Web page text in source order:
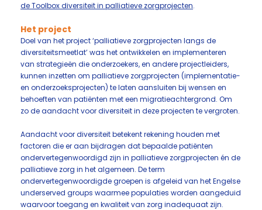
de Toolbox diversiteit in palliatieve zorgprojecten.
Het project
Doel van het project ‘palliatieve zorgprojecten langs de
diversiteitsmeetlat’ was het ontwikkelen en implementeren
van strategieën die onderzoekers, en andere projectleiders,
kunnen inzetten om palliatieve zorgprojecten (implementatie-
en onderzoeksprojecten) te laten aansluiten bij wensen en
behoeften van patiënten met een migratieachtergrond. Om
zo de aandacht voor diversiteit in deze projecten te vergroten.
Aandacht voor diversiteit betekent rekening houden met
factoren die er aan bijdragen dat bepaalde patiënten
ondervertegenwoordigd zijn in palliatieve zorgprojecten én de
palliatieve zorg in het algemeen. De term
ondervertegenwoordigde groepen is afgeleid van het Engelse
underserved groups waarmee populaties worden aangeduid
waarvoor toegang en kwaliteit van zorg inadequaat zijn.